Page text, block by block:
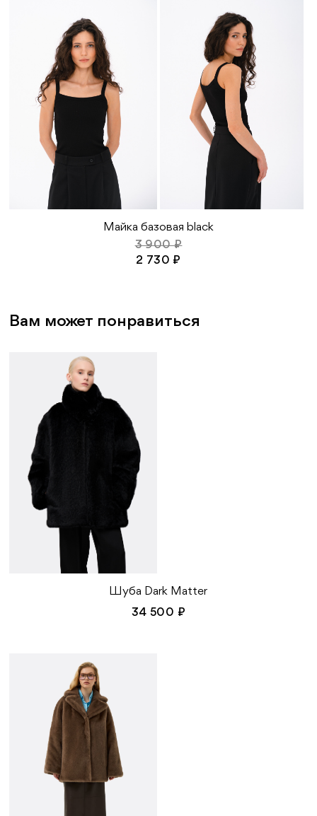
46 размер:
обхват груди 113 см
обхват бедер 119 см
длина изделия 75 см
длина рукава от шеи 75 см
Майка базовая black
3 900 ₽
2 730 ₽
Вам может понравиться
Шуба Dark Matter
34 500 ₽